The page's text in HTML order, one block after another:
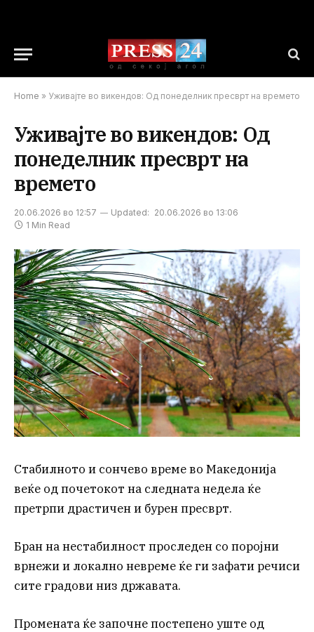
Home » Уживајте во викендов: Од понеделник пресврт на времето
Уживајте во викендов: Од
понеделник пресврт на
времето
20.06.2026 во 12:57 Updated: 20.06.2026 во 13:06
1 Min Read
Стабилното и сончево време во Македонија
веќе од почетокот на следната недела ќе
претрпи драстичен и бурен пресврт.
Бран на нестабилност проследен со поројни
врнежи и локално невреме ќе ги зафати речиси
сите градови низ државата.
Промената ќе започне постепено уште од